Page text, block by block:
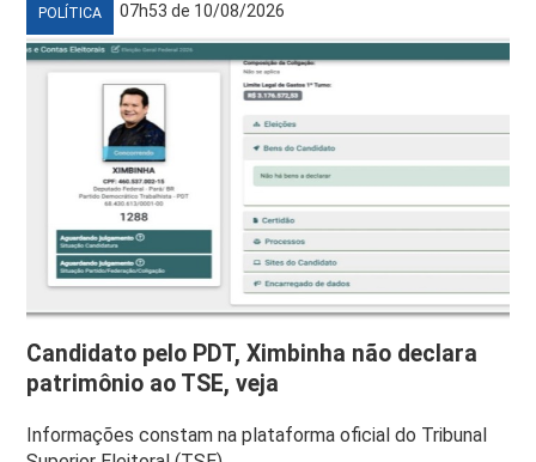
POLÍTICA 07h53 de 10/08/2026
Candidato pelo PDT, Ximbinha não declara
patrimônio ao TSE, veja
Informações constam na plataforma oficial do Tribunal